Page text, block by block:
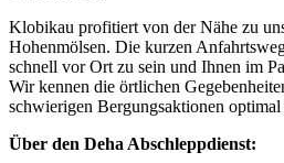
Klobikau profitiert von der Nähe zu
Hohenmölsen. Die kurzen
schnell vor Ort zu sein und Ihnen im
Wir kennen die örtlichen
schwierigen Bergungsaktionen optimal
Über den Deha Abschleppdienst: